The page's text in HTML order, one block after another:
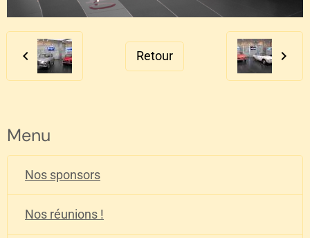
Retour
Menu
Nos sponsors
Nos réunions !